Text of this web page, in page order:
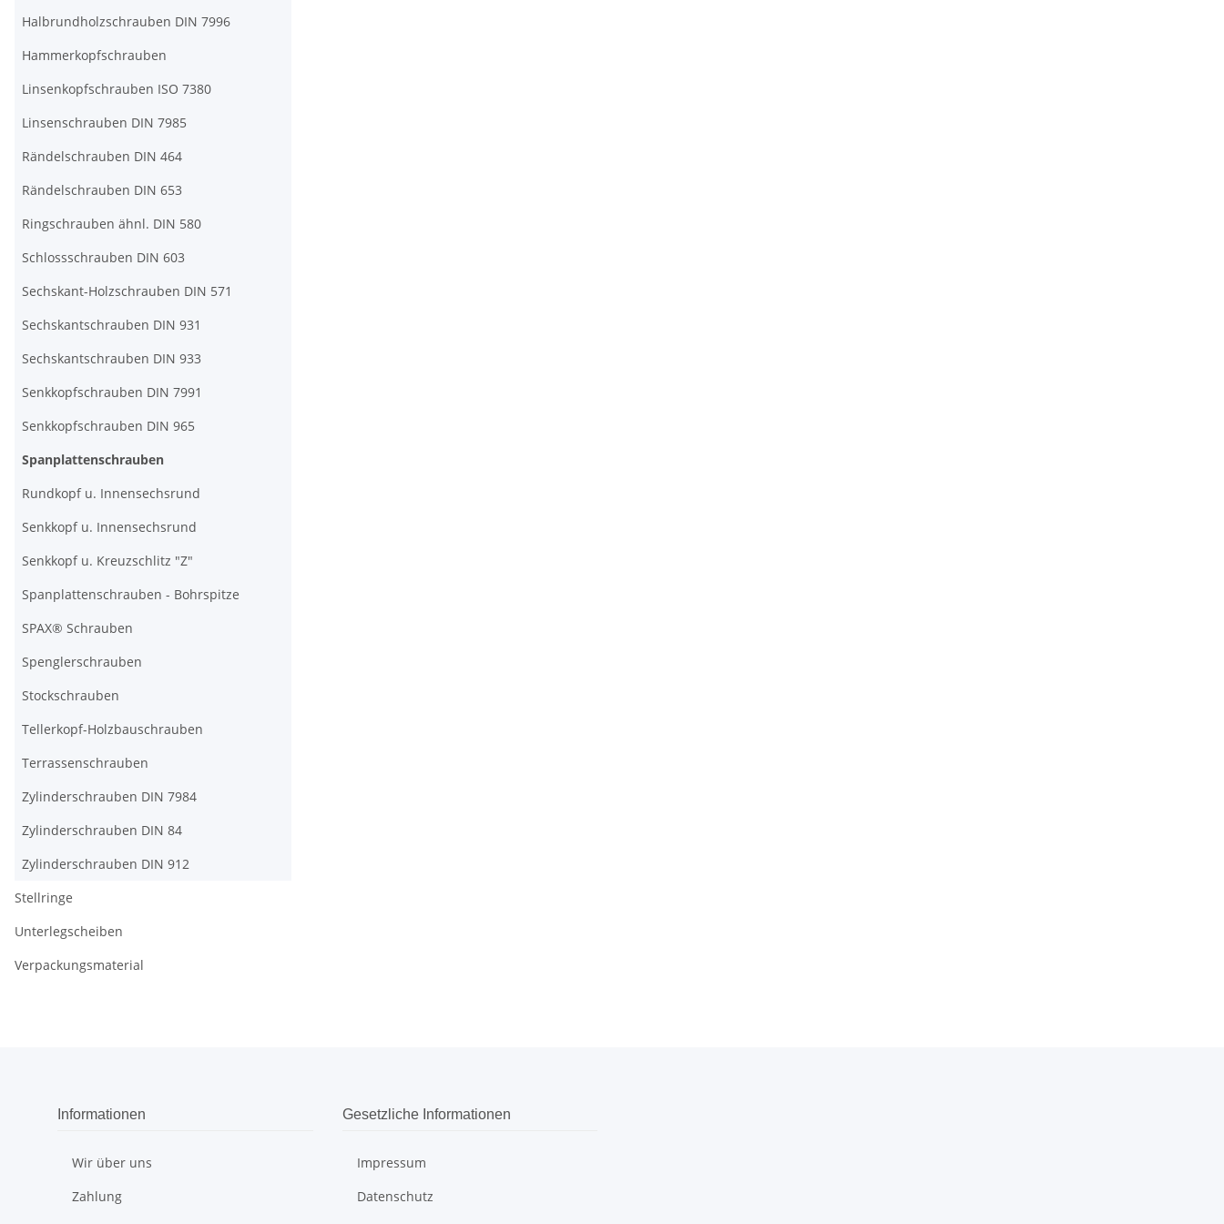
Halbrundholzschrauben DIN 7996
Hammerkopfschrauben
Linsenkopfschrauben ISO 7380
Linsenschrauben DIN 7985
Rändelschrauben DIN 464
Rändelschrauben DIN 653
Ringschrauben ähnl. DIN 580
Schlossschrauben DIN 603
Sechskant-Holzschrauben DIN 571
Sechskantschrauben DIN 931
Sechskantschrauben DIN 933
Senkkopfschrauben DIN 7991
Senkkopfschrauben DIN 965
Spanplattenschrauben
Rundkopf u. Innensechsrund
Senkkopf u. Innensechsrund
Senkkopf u. Kreuzschlitz "Z"
Spanplattenschrauben - Bohrspitze
SPAX® Schrauben
Spenglerschrauben
Stockschrauben
Tellerkopf-Holzbauschrauben
Terrassenschrauben
Zylinderschrauben DIN 7984
Zylinderschrauben DIN 84
Zylinderschrauben DIN 912
Stellringe
Unterlegscheiben
Verpackungsmaterial
Informationen
Wir über uns
Zahlung
Gesetzliche Informationen
Impressum
Datenschutz